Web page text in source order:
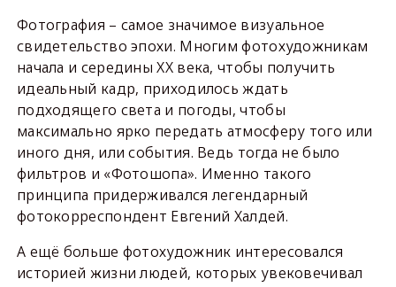
Фотография – самое значимое визуальное
свидетельство эпохи. Многим фотохудожникам
начала и середины ХХ века, чтобы получить
идеальный кадр, приходилось ждать
подходящего света и погоды, чтобы
максимально ярко передать атмосферу того или
иного дня, или события. Ведь тогда не было
фильтров и «Фотошопа». Именно такого
принципа придерживался легендарный
фотокорреспондент Евгений Халдей.
А ещё больше фотохудожник интересовался
историей жизни людей, которых увековечивал